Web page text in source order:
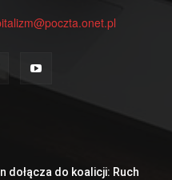
dołącza do koalicji: Ruch